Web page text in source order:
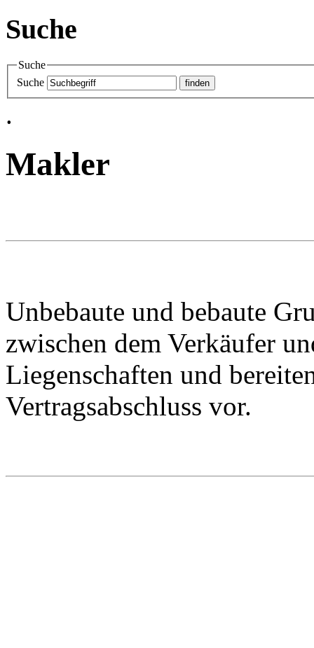
Suche
Suche
Suche
.
Makler
Unbebaute und bebaute
zwischen dem Verkäufer
Liegenschaften und
Vertragsabschluss vor.